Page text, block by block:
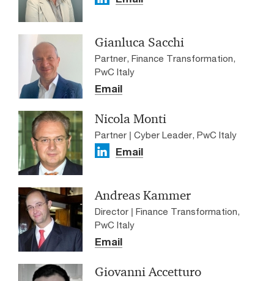
Gianluca Sacchi
Partner, Finance Transformation,
PwC Italy
Email
Nicola Monti
Partner | Cyber Leader, PwC Italy
Email
Andreas Kammer
Director | Finance Transformation,
PwC Italy
Email
Giovanni Accetturo